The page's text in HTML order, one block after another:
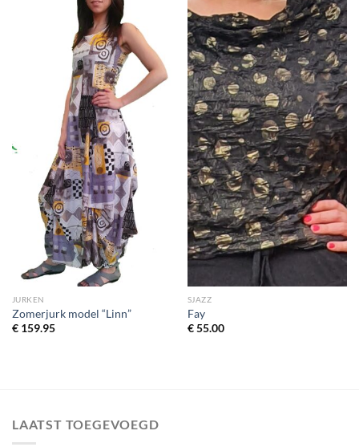
Toevoegen
wenslijst
JURKEN
Zomerjurk model “Linn”
€159.95
Toevoegen
aan
wenslijst
SJAZZ
Fay
€55.00
LAATST TOEGEVOEGD